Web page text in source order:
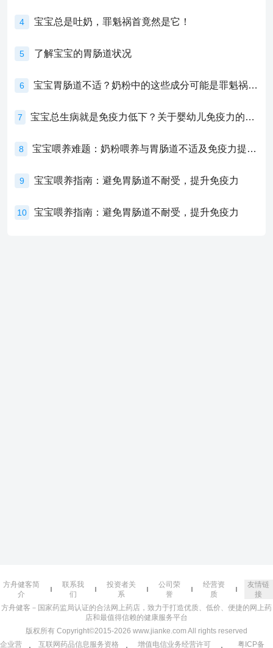
4 宝宝总是吐奶，罪魁祸首竟然是它！
5 了解宝宝的胃肠道状况
6 宝宝胃肠道不适？奶粉中的这些成分可能是罪魁祸首！
7 宝宝总生病就是免疫力低下？关于婴幼儿免疫力的真相，家长必须了解！
8 宝宝喂养难题：奶粉喂养与胃肠道不适及免疫力提升的奥秘
9 宝宝喂养指南：避免胃肠道不耐受，提升免疫力
10 宝宝喂养指南：避免胃肠道不耐受，提升免疫力
方舟健客简
介
联系我
们
投资者关
系
公司荣
誉
经营资
质
友情链
接
方舟健客－国家药监局认证的合法网上药店，致力于打造优质、低价、便捷的网上药
店和最值得信赖的健康服务平台
版权所有 Copyright©2015-2026 www.jianke.com All rights reserved
企业营
互联网药品信息服务资格 增值电信业务经营许可 粤ICP备